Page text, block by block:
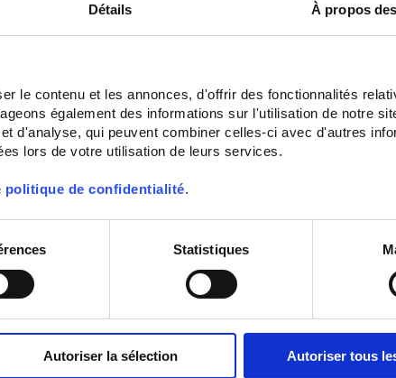
Détails À propos
le contenu et les annonces, d'offrir des fonctionnalités
également des informations sur l'utilisation de notre
d'analyse, qui peuvent combiner celles-ci avec d'autres
lors de votre utilisation de leurs services.
politique de confidentialité.
Statistiques
Autoriser la sélection Autoriser tous